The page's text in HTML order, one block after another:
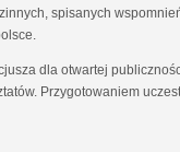
spisanych
dla otwartej
Przygotowaniem